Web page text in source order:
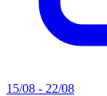
15/08 - 22/08